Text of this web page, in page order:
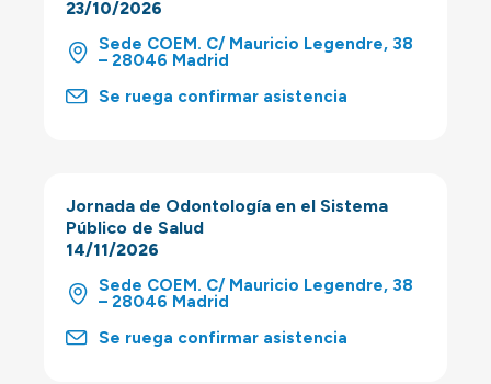
23/10/2026
Sede COEM. C/ Mauricio Legendre, 38
– 28046 Madrid
Se ruega confirmar asistencia
Jornada de Odontología en el Sistema
Público de Salud
14/11/2026
Sede COEM. C/ Mauricio Legendre, 38
– 28046 Madrid
Se ruega confirmar asistencia